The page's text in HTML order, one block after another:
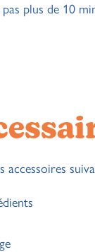
plus de 10
accessoires